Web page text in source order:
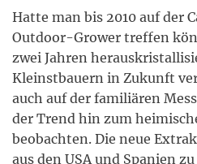
Hatte man bis 2010 auf der
Outdoor-Grower treffen
zwei Jahren
Kleinstbauern in Zukunft
auch auf der familiären
der Trend hin zum
beobachten. Die neue
aus den USA und Spanien